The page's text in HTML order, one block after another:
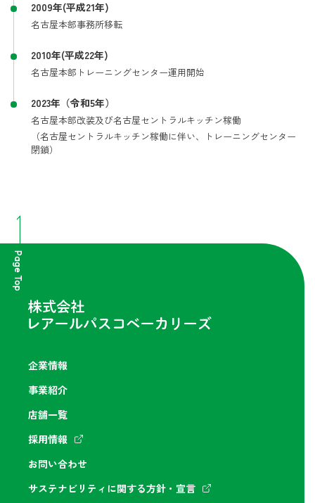
2009年(平成21年)
名古屋本部事務所移転
2010年(平成22年)
名古屋本部トレーニングセンター運用開始
2023年（令和5年）
名古屋本部改装及び名古屋セントラルキッチン稼働
（名古屋セントラルキッチン稼働に伴い、トレーニングセンター
閉鎖）
Page Top
企業情報
事業紹介
店舗一覧
採用情報
お問い合わせ
サステナビリティに関する方針・宣言